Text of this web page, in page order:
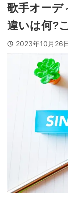
歌手オーデ
違いは何?
2023年10月26